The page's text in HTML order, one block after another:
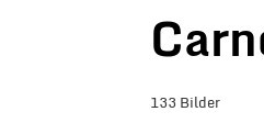
133 Bilder